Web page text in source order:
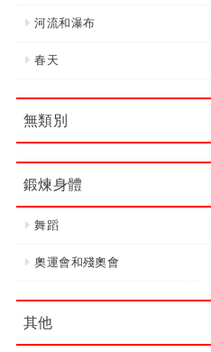
河流和瀑布
春天
無類別
鍛煉身體
舞蹈
奧運會和殘奧會
其他